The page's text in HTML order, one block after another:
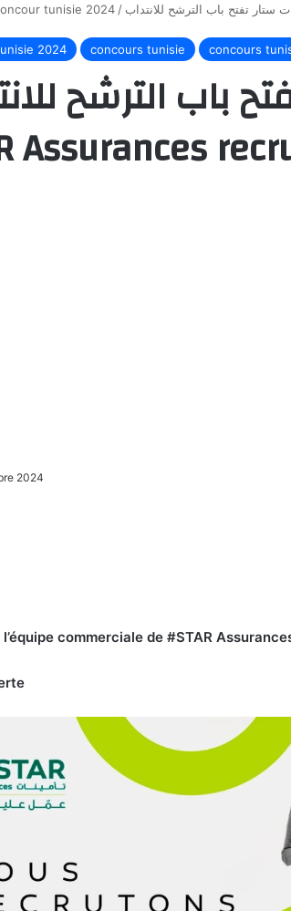
tunisie 2024 /
2024 concours tunisie concours
باب الترشح
Assurances
2024
l’équipe commerciale de #STAR